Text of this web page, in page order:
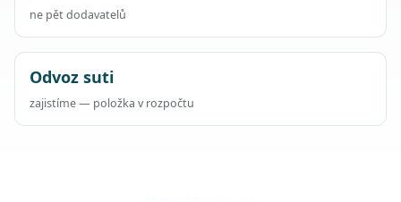
ne pět dodavatelů
Odvoz suti
zajistíme — položka v rozpočtu